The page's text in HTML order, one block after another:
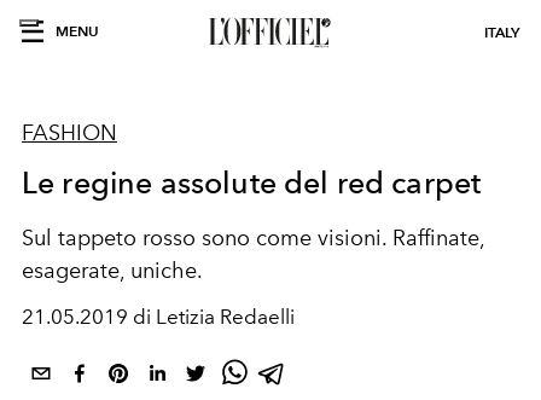
MENU ITALY
FASHION
Le regine assolute del red carpet
Sul tappeto rosso sono come visioni. Raffinate,
esagerate, uniche.
21.05.2019 di Letizia Redaelli